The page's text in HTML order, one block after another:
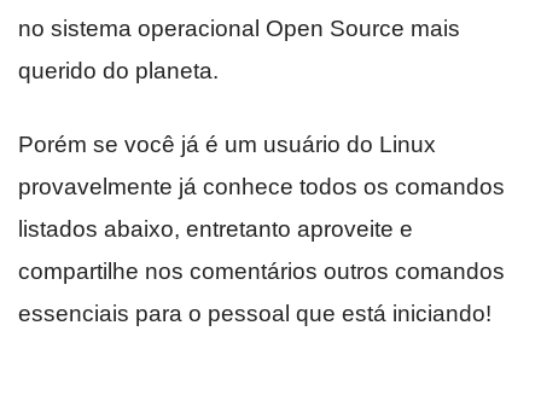
no sistema operacional Open Source mais
querido do planeta.
Porém se você já é um usuário do Linux
provavelmente já conhece todos os comandos
listados abaixo, entretanto aproveite e
compartilhe nos comentários outros comandos
essenciais para o pessoal que está iniciando!